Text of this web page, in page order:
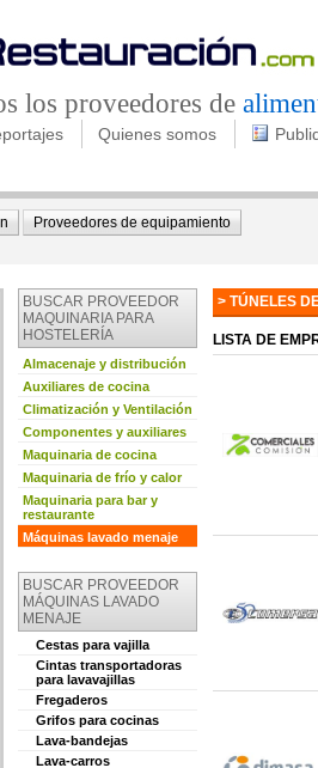
los proveedores de
Quienes somos
Proveedores de equipamiento
BUSCAR PROVEEDOR
MAQUINARIA PARA
HOSTELERÍA
Almacenaje y distribución
Auxiliares de cocina
Climatización y Ventilación
Componentes y auxiliares
Maquinaria de cocina
Maquinaria de frío y calor
Maquinaria para bar y
restaurante
Máquinas lavado menaje
BUSCAR PROVEEDOR
MÁQUINAS LAVADO
MENAJE
Cestas para vajilla
Cintas transportadoras
para lavavajillas
Fregaderos
Grifos para cocinas
Lava-bandejas
Lava-carros
> TÚNELES
LISTA DE